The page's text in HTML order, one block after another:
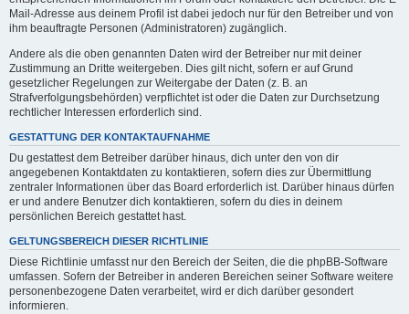
Mail-Adresse aus deinem Profil ist dabei jedoch nur für den Betreiber und von
ihm beauftragte Personen (Administratoren) zugänglich.
Andere als die oben genannten Daten wird der Betreiber nur mit deiner
Zustimmung an Dritte weitergeben. Dies gilt nicht, sofern er auf Grund
gesetzlicher Regelungen zur Weitergabe der Daten (z. B. an
Strafverfolgungsbehörden) verpflichtet ist oder die Daten zur Durchsetzung
rechtlicher Interessen erforderlich sind.
GESTATTUNG DER KONTAKTAUFNAHME
Du gestattest dem Betreiber darüber hinaus, dich unter den von dir
angegebenen Kontaktdaten zu kontaktieren, sofern dies zur Übermittlung
zentraler Informationen über das Board erforderlich ist. Darüber hinaus dürfen
er und andere Benutzer dich kontaktieren, sofern du dies in deinem
persönlichen Bereich gestattet hast.
GELTUNGSBEREICH DIESER RICHTLINIE
Diese Richtlinie umfasst nur den Bereich der Seiten, die die phpBB-Software
umfassen. Sofern der Betreiber in anderen Bereichen seiner Software weitere
personenbezogene Daten verarbeitet, wird er dich darüber gesondert
informieren.